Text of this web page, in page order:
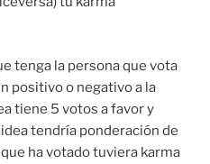
tenga la persona que vota
positivo o negativo a la
tiene 5 votos a favor y
tendría ponderación de
ha votado tuviera karma